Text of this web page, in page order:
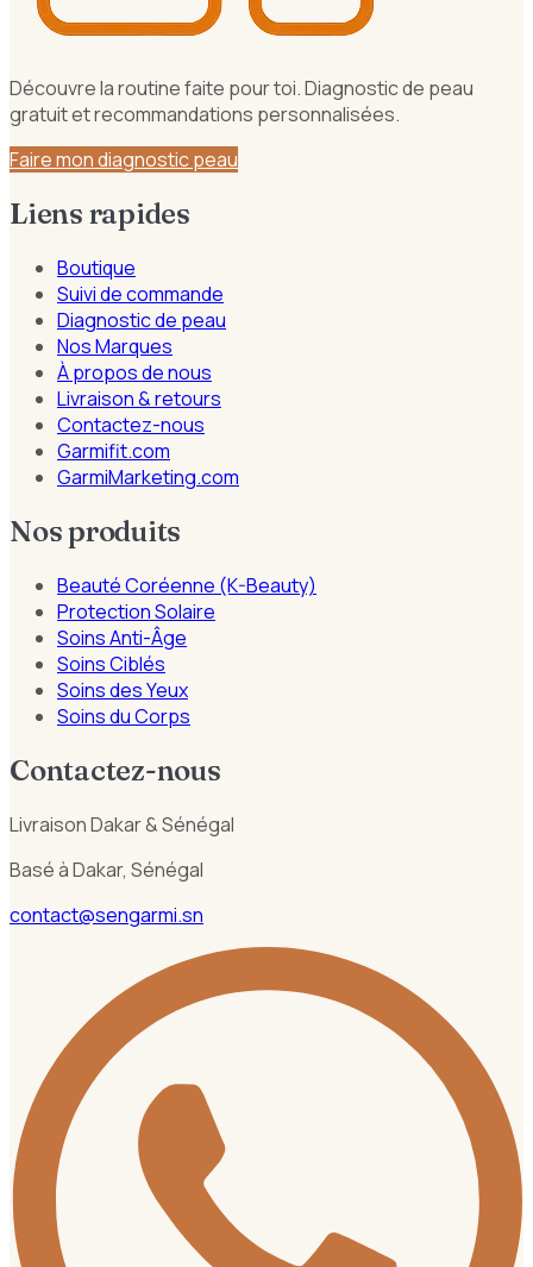
Découvre la routine faite pour toi. Diagnostic de peau
gratuit et recommandations personnalisées.
Faire mon diagnostic peau
Liens rapides
Boutique
Suivi de commande
Diagnostic de peau
Nos Marques
À propos de nous
Livraison & retours
Contactez-nous
Garmifit.com
GarmiMarketing.com
Nos produits
Beauté Coréenne (K-Beauty)
Protection Solaire
Soins Anti-Âge
Soins Ciblés
Soins des Yeux
Soins du Corps
Contactez-nous
Livraison Dakar & Sénégal
Basé à Dakar, Sénégal
contact@sengarmi.sn